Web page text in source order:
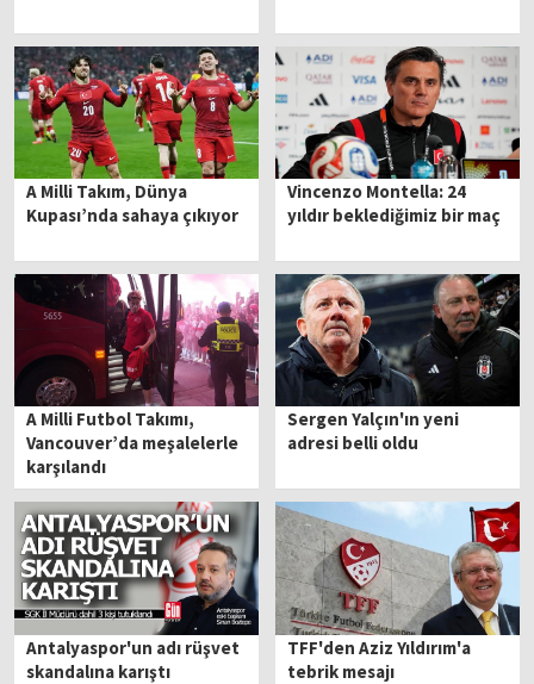
A Milli Takım, Dünya
Kupası’nda sahaya çıkıyor
Vincenzo Montella: 24
yıldır beklediğimiz bir maç
A Milli Futbol Takımı,
Vancouver’da meşalelerle
karşılandı
Sergen Yalçın'ın yeni
adresi belli oldu
Antalyaspor'un adı rüşvet
skandalına karıştı
TFF'den Aziz Yıldırım'a
tebrik mesajı